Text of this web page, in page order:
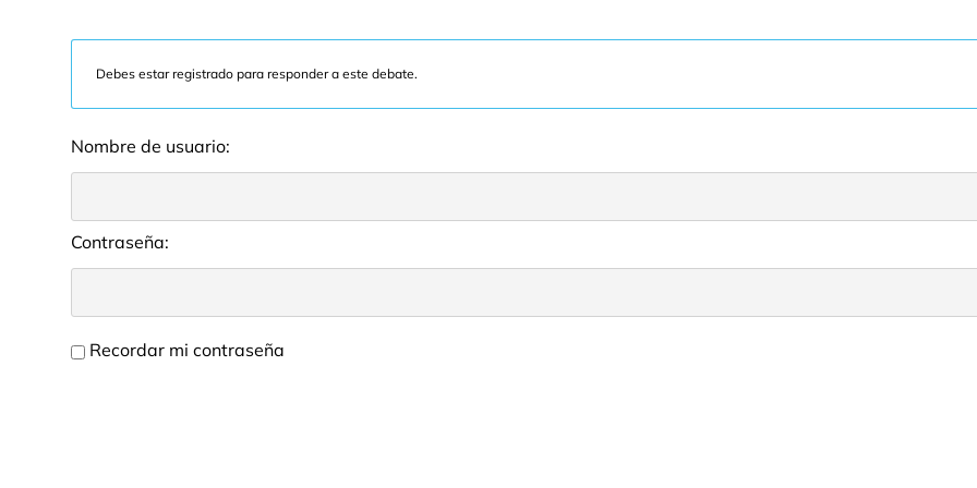
Debes estar registrado para responder a este debate.
Nombre de usuario:
Contraseña:
Recordar mi contraseña